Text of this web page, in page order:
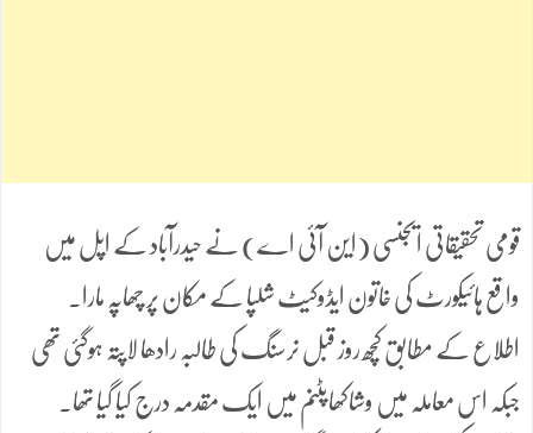
قومی تحقیقاتی ایجنسی (این آئی اے) نے حیدرآباد کے اپل میں
واقع ہائیکورٹ کی خاتون ایڈوکیٹ شلپا کے مکان پر چھاپہ مارا۔
اطلاع کے مطابق کچھ روز قبل نرسنگ کی طالبہ رادھا لاپتہ ہوگئی تھی
جبکہ اس معاملہ میں وشاکھاپٹنم میں ایک مقدمہ درج کیا گیا تھا۔